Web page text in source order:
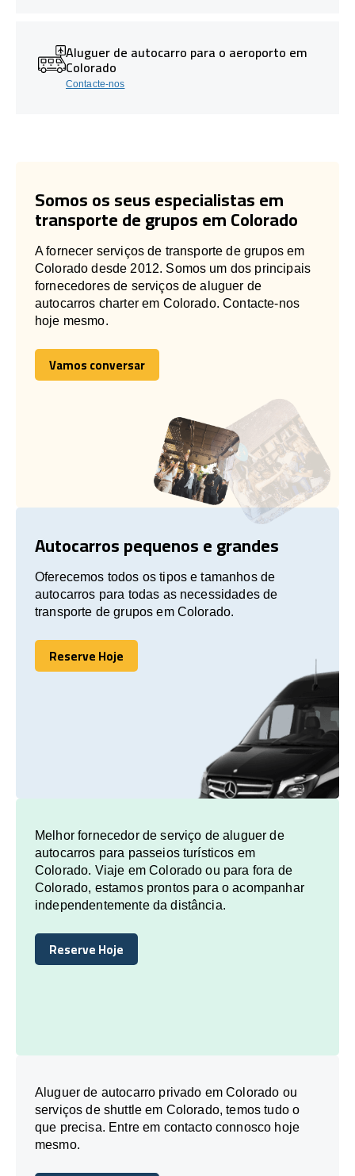
Aluguer de autocarro para o aeroporto em
Colorado
Contacte-nos
Somos os seus especialistas em
transporte de grupos em Colorado
A fornecer serviços de transporte de grupos em
Colorado desde 2012. Somos um dos principais
fornecedores de serviços de aluguer de
autocarros charter em Colorado. Contacte-nos
hoje mesmo.
Vamos conversar
Vamos conversar
Autocarros pequenos e grandes
Oferecemos todos os tipos e tamanhos de
autocarros para todas as necessidades de
transporte de grupos em Colorado.
Reserve Hoje
Reserve Hoje
Melhor fornecedor de serviço de aluguer de
autocarros para passeios turísticos em
Colorado. Viaje em Colorado ou para fora de
Colorado, estamos prontos para o acompanhar
independentemente da distância.
Reserve Hoje
Reserve Hoje
Aluguer de autocarro privado em Colorado ou
serviços de shuttle em Colorado, temos tudo o
que precisa. Entre em contacto connosco hoje
mesmo.